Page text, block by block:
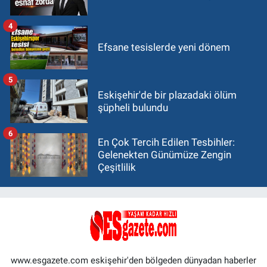
Efsane tesislerde yeni dönem
4
Eskişehir'de bir plazadaki ölüm
şüpheli bulundu
5
En Çok Tercih Edilen Tesbihler:
Gelenekten Günümüze Zengin
Çeşitlilik
6
www.esgazete.com eskişehir'den bölgeden dünyadan haberler